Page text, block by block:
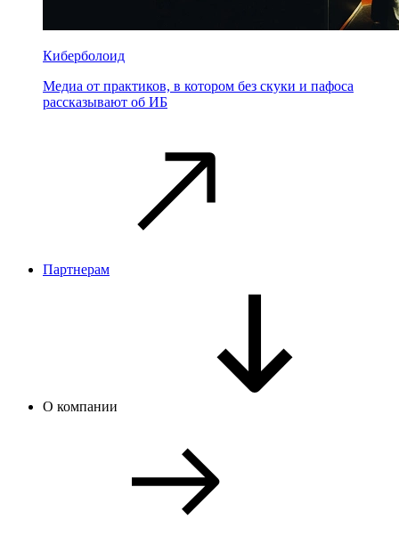
Киберболоид
Медиа от практиков, в котором без скуки и пафоса
рассказывают об ИБ
Партнерам
О компании